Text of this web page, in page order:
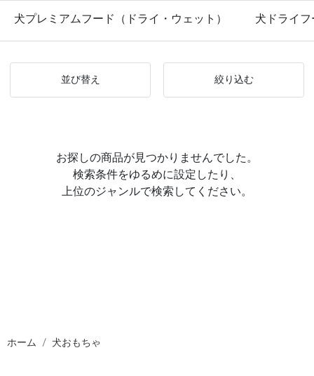
犬プレミアムフード（ドライ・ウェット） 犬ドライフ
並び替え 絞り込む
お探しの商品が見つかりませんでした。
検索条件をゆるめに設定したり、
上位のジャンルで検索してください。
ホーム 犬おもちゃ